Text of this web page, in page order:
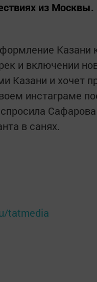
из Москвы.
Казани
и включении
и хочет
инстаграме
Сафарова
в санях.
tatmedia